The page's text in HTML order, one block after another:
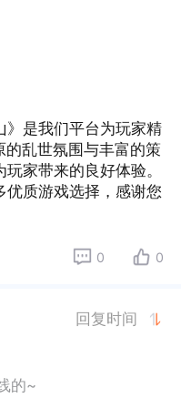
》是我们平台为玩家精
乱世氛围与丰富的策
家带来的良好体验。
优质游戏选择，感谢您
0 0
回复时间
的~